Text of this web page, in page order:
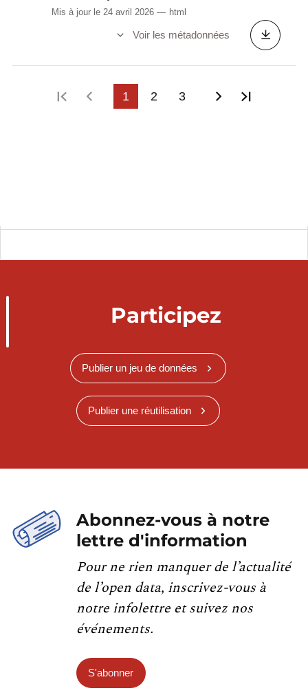
Mis à jour le 24 avril 2026 html
Voir les métadonnées
Première page
Page précédente
1 2 3 Page
Participez
Publier un jeu de données
Publier une réutilisation
Abonnez-vous à notre
lettre d'information
Pour ne rien manquer de l’actualité
de l’open data, inscrivez-vous à
notre infolettre et suivez nos
événements.
S'abonner